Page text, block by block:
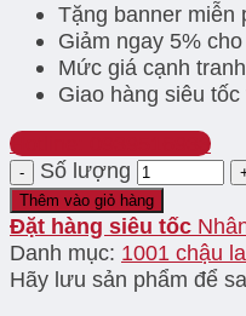
Tặng banner miễn
Giảm ngay 5%
Mức giá cạnh
Giao hàng siêu
Hotline: 0939516933
Số lượng
Thêm vào giỏ hàng
Đặt hàng siêu tốc
Danh mục: 1001 chậu
Hãy lưu sản phẩm để